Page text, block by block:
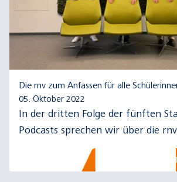
Die rnv zum Anfassen für alle
05. Oktober 2022
In der dritten Folge der fünften
Podcasts sprechen wir über die
für alle Schülerinnen und Schüler.